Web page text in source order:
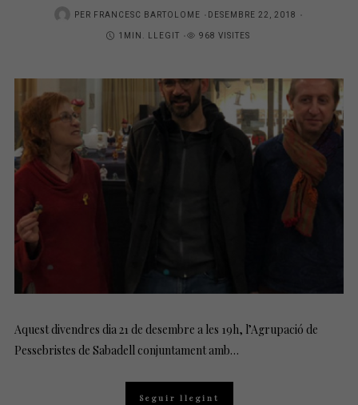
PER FRANCESC BARTOLOME
P
O
T
E
DESEMBRE 22, 2018
1MIN. LLEGIT
968 VISITES
Aquest divendres dia 21 de desembre a les 19h, l’Agrupació de
Pessebristes de Sabadell conjuntament amb…
Seguir llegint